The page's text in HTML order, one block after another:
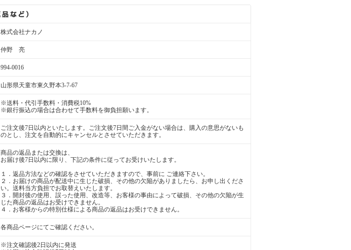
株式会社ナカノ
仲野 亮
994-0016
山形県天童市東久野本3-7-67
※送料・代引手数料・消費税10%
※銀行振込の場合は合わせて手数料を御負担願います。
ご注文後7日以内といたします。ご注文後7日間ご入金がない場合は、購入の意思がないも
のとし、注文を自動的にキャンセルとさせていただきます。
商品の返品または交換は、
お届け後7日以内に限り、下記の条件に従ってお受けいたします。
１．返品方法などの確認をさせていただきますので、事前に ご連絡下さい。
２．お届けの商品が配送中に生じた破損、その他の欠陥がありましたら、お申し出くださ
い。送料当方負担でお取替えいたします。
３．開封後の使用、誤った使用、改造等、お客様の事由によって破損、その他の欠陥が生
じた商品の返品はお受けできません。
４．お客様からの特別仕様による商品の返品はお受けできません。
各商品ページにてご確認ください。
※注文確認後2日以内に発送